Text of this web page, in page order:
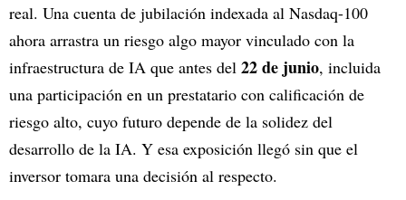
real. Una cuenta de jubilación indexada al Nasdaq-100
ahora arrastra un riesgo algo mayor vinculado con la
infraestructura de IA que antes del 22 de junio, incluida
una participación en un prestatario con calificación de
riesgo alto, cuyo futuro depende de la solidez del
desarrollo de la IA. Y esa exposición llegó sin que el
inversor tomara una decisión al respecto.